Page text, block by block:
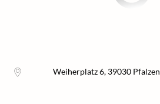
Weiherplatz 6, 39030 Pfalzen